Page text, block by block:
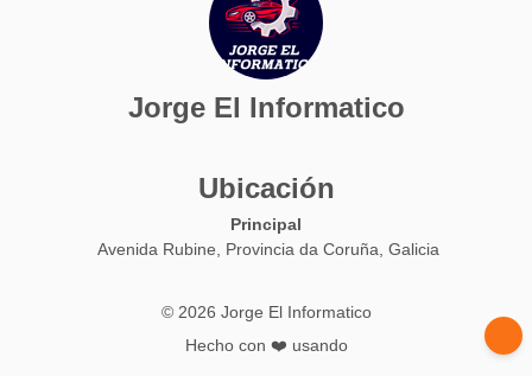
Jorge El Informatico
Ubicación
Principal
Avenida Rubine, Provincia da Coruña, Galicia
© 2026 Jorge El Informatico
Hecho con ❤️ usando